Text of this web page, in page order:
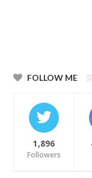
FOLLOW ME
1,896
Followers